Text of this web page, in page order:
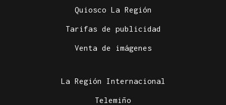
Quiosco La Región
Tarifas de publicidad
Venta de imágenes
La Región Internacional
Telemiño